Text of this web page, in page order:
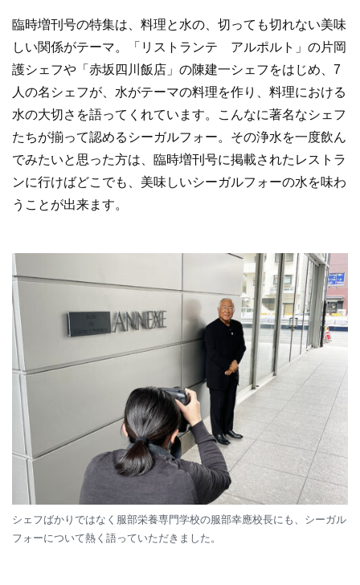
臨時増刊号の特集は、料理と水の、切っても切れない美味
しい関係がテーマ。「リストランテ アルポルト」の片岡
護シェフや「赤坂四川飯店」の陳建一シェフをはじめ、7
人の名シェフが、水がテーマの料理を作り、料理における
水の大切さを語ってくれています。こんなに著名なシェフ
たちが揃って認めるシーガルフォー。その浄水を一度飲ん
でみたいと思った方は、臨時増刊号に掲載されたレストラ
ンに行けばどこでも、美味しいシーガルフォーの水を味わ
うことが出来ます。
シェフばかりではなく服部栄養専門学校の服部幸應校長にも、シーガル
フォーについて熱く語っていただきました。